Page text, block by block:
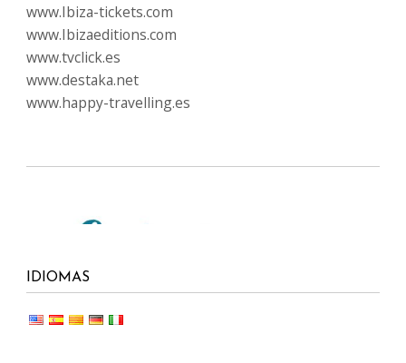
www.Ibiza-tickets.com
www.Ibizaeditions.com
www.tvclick.es
www.destaka.net
www.happy-travelling.es
IDIOMAS